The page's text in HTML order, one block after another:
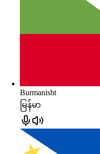
Burmanisht
မြန်မာ